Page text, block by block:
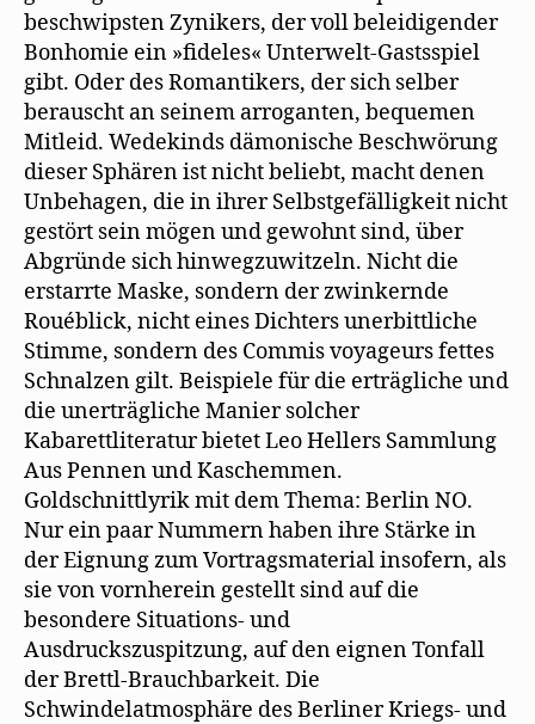
beschwipsten Zynikers, der voll beleidigender
Bonhomie ein »fideles« Unterwelt-Gastsspiel
gibt. Oder des Romantikers, der sich selber
berauscht an seinem arroganten, bequemen
Mitleid. Wedekinds dämonische Beschwörung
dieser Sphären ist nicht beliebt, macht denen
Unbehagen, die in ihrer Selbstgefälligkeit nicht
gestört sein mögen und gewohnt sind, über
Abgründe sich hinwegzuwitzeln. Nicht die
erstarrte Maske, sondern der zwinkernde
Rouéblick, nicht eines Dichters unerbittliche
Stimme, sondern des Commis voyageurs fettes
Schnalzen gilt. Beispiele für die erträgliche und
die unerträgliche Manier solcher
Kabarettliteratur bietet Leo Hellers Sammlung
Aus Pennen und Kaschemmen.
Goldschnittlyrik mit dem Thema: Berlin NO.
Nur ein paar Nummern haben ihre Stärke in
der Eignung zum Vortragsmaterial insofern, als
sie von vornherein gestellt sind auf die
besondere Situations- und
Ausdruckszuspitzung, auf den eignen Tonfall
der Brettl-Brauchbarkeit. Die
Schwindelatmosphäre des Berliner Kriegs- und